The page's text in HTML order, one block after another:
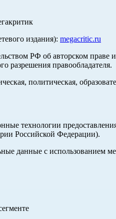
издания): megacritic.ru
РФ об авторском
разрешения правообладателя.
политическая,
технологии
Российской Федерации).
данные с использованием